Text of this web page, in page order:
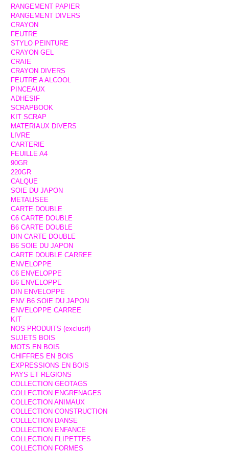
RANGEMENT PAPIER
RANGEMENT DIVERS
CRAYON
FEUTRE
STYLO PEINTURE
CRAYON GEL
CRAIE
CRAYON DIVERS
FEUTRE A ALCOOL
PINCEAUX
ADHESIF
SCRAPBOOK
KIT SCRAP
MATERIAUX DIVERS
LIVRE
CARTERIE
FEUILLE A4
90GR
220GR
CALQUE
SOIE DU JAPON
METALISEE
CARTE DOUBLE
C6 CARTE DOUBLE
B6 CARTE DOUBLE
DIN CARTE DOUBLE
B6 SOIE DU JAPON
CARTE DOUBLE CARREE
ENVELOPPE
C6 ENVELOPPE
B6 ENVELOPPE
DIN ENVELOPPE
ENV B6 SOIE DU JAPON
ENVELOPPE CARREE
KIT
NOS PRODUITS (exclusif)
SUJETS BOIS
MOTS EN BOIS
CHIFFRES EN BOIS
EXPRESSIONS EN BOIS
PAYS ET REGIONS
COLLECTION GEOTAGS
COLLECTION ENGRENAGES
COLLECTION ANIMAUX
COLLECTION CONSTRUCTION
COLLECTION DANSE
COLLECTION ENFANCE
COLLECTION FLIPETTES
COLLECTION FORMES